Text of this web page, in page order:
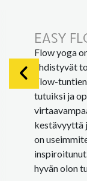
EASY
Flow yoga
yhdistyvät
Flow-
tutuiksi ja
kestävyyttä
on
hyvän olon